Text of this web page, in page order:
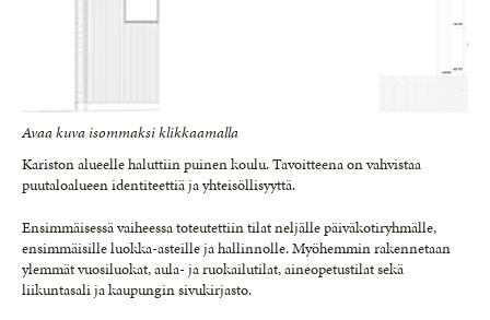
Avaa kuva isommaksi klikkaamalla
Kariston alueelle haluttiin puinen koulu. Tavoitteena on vahvistaa
puutaloalueen identiteettiä ja yhteisöllisyyttä.
Ensimmäisessä vaiheessa toteutettiin tilat neljälle päiväkotiryhmälle,
ensimmäisille luokka-asteille ja hallinnolle. Myöhemmin rakennetaan
ylemmät vuosiluokat, aula- ja ruokailutilat, aineopetustilat sekä
liikuntasali ja kaupungin sivukirjasto.